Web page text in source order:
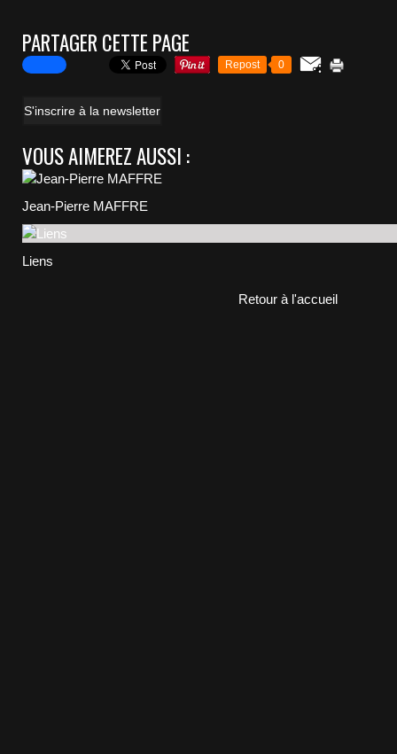
PARTAGER CETTE PAGE
Repost 0
S'inscrire à la newsletter
VOUS AIMEREZ AUSSI :
Jean-Pierre MAFFRE
Liens
Retour à l'accueil